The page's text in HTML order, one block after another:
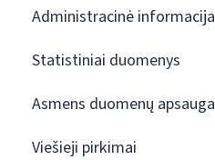
Administracinė informacija
Statistiniai duomenys
Asmens duomenų apsauga
Viešieji pirkimai